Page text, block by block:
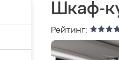
Шкаф-
Рейтинг: